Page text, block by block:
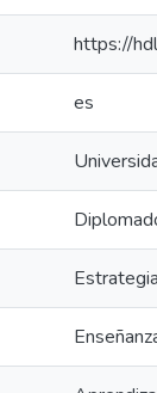
https://
es